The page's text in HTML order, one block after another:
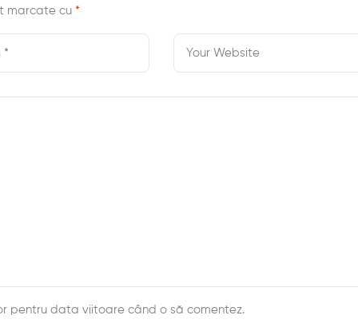
marcate cu *
pentru data viitoare când o să comentez.